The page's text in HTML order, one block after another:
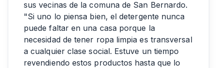
sus vecinas de la comuna de San Bernardo.
"Si uno lo piensa bien, el detergente nunca
puede faltar en una casa porque la
necesidad de tener ropa limpia es transversal
a cualquier clase social. Estuve un tiempo
revendiendo estos productos hasta que lo